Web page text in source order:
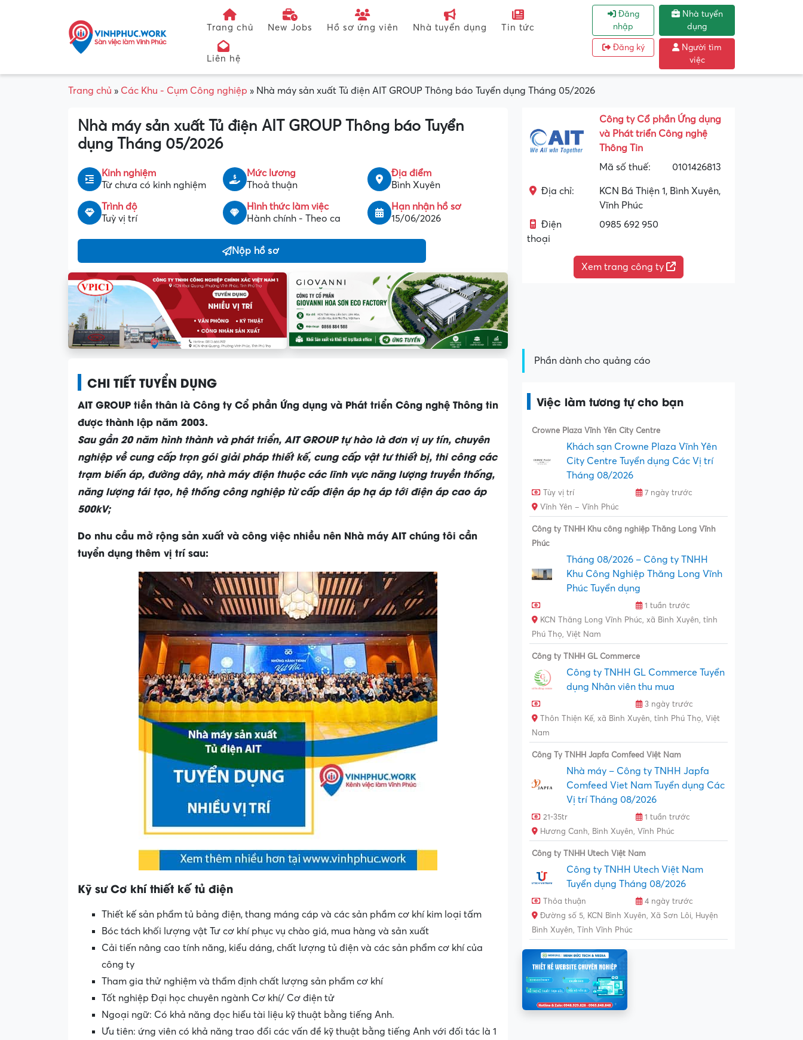
Trang chủ New Jobs Hồ sơ ứng viên Nhà tuyển dụng Tin tức
Liên hệ
Đăng
nhập
Đăng ký
Nhà tuyển
dụng
Người tìm
việc
Trang chủ » Các Khu - Cụm Công nghiệp » Nhà máy sản xuất Tủ điện AIT GROUP Thông báo Tuyển dụng Tháng 05/2026
Nhà máy sản xuất Tủ điện AIT GROUP Thông báo Tuyển
dụng Tháng 05/2026
Kinh nghiệm
Từ chưa có kinh nghiệm
Mức lương
Thoả thuận
Địa điểm
Bình Xuyên
Trình độ
Tuỳ vị trí
Hình thức làm việc
Hành chính - Theo ca
Hạn nhận hồ sơ
15/06/2026
Nộp hồ sơ
Công ty Cổ phần Ứng dụng
và Phát triển Công nghệ
Thông Tin
Mã số thuế:
0101426813
Địa chỉ:
KCN Bá Thiện 1, Bình Xuyên,
Vĩnh Phúc
Điện
thoại
0985 692 950
Xem trang công ty
CHI TIẾT TUYỂN DỤNG
AIT GROUP tiền thân là Công ty Cổ phần Ứng dụng và Phát triển Công nghệ Thông tin
được thành lập năm 2003.
Sau gần 20 năm hình thành và phát triển, AIT GROUP tự hào là đơn vị uy tín, chuyên
nghiệp về cung cấp trọn gói giải pháp thiết kế, cung cấp vật tư thiết bị, thi công các
trạm biến áp, đường dây, nhà máy điện thuộc các lĩnh vực năng lượng truyền thống,
năng lượng tái tạo, hệ thống công nghiệp từ cấp điện áp hạ áp tới điện áp cao áp
500kV;
Do nhu cầu mở rộng sản xuất và công việc nhiều nên Nhà máy AIT chúng tôi cần
tuyển dụng thêm vị trí sau:
Kỹ sư Cơ khí thiết kế tủ điện
Thiết kế sản phẩm tủ bảng điện, thang máng cáp và các sản phầm cơ khí kim loại tấm
Bóc tách khối lượng vật Tư cơ khí phục vụ chào giá, mua hàng và sản xuất
Cải tiến nâng cao tính năng, kiểu dáng, chất lượng tủ điện và các sản phẩm cơ khí của
công ty
Tham gia thử nghiệm và thẩm định chất lượng sản phẩm cơ khí
Tốt nghiệp Đại học chuyên ngành Cơ khí/ Cơ điện tử
Ngoại ngữ: Có khả năng đọc hiểu tài liệu kỹ thuật bằng tiếng Anh.
Ưu tiên: ứng viên có khả năng trao đổi các vấn đề kỹ thuật bằng tiếng Anh với đối tác là 1
Phần dành cho quảng cáo
Việc làm tương tự cho bạn
Crowne Plaza Vĩnh Yên City Centre
Khách sạn Crowne Plaza Vĩnh Yên
City Centre Tuyển dụng Các Vị trí
Tháng 08/2026
Tùy vị trí
7 ngày trước
Vĩnh Yên – Vĩnh Phúc
Công ty TNHH Khu công nghiệp Thăng Long Vĩnh
Phúc
Tháng 08/2026 – Công ty TNHH
Khu Công Nghiệp Thăng Long Vĩnh
Phúc Tuyển dụng
1 tuần trước
KCN Thăng Long Vĩnh Phúc, xã Bình Xuyên, tỉnh
Phú Thọ, Việt Nam
Công ty TNHH GL Commerce
Công ty TNHH GL Commerce Tuyển
dụng Nhân viên thu mua
3 ngày trước
Thôn Thiện Kế, xã Bình Xuyên, tỉnh Phú Thọ, Việt
Nam
Công Ty TNHH Japfa Comfeed Việt Nam
Nhà máy – Công ty TNHH Japfa
Comfeed Viet Nam Tuyển dụng Các
Vị trí Tháng 08/2026
21-35tr
1 tuần trước
Hương Canh, Bình Xuyên, Vĩnh Phúc
Công ty TNHH Utech Việt Nam
Công ty TNHH Utech Việt Nam
Tuyển dụng Tháng 08/2026
Thỏa thuận
4 ngày trước
Đường số 5, KCN Bình Xuyên, Xã Sơn Lôi, Huyện
Bình Xuyên, Tỉnh Vĩnh Phúc